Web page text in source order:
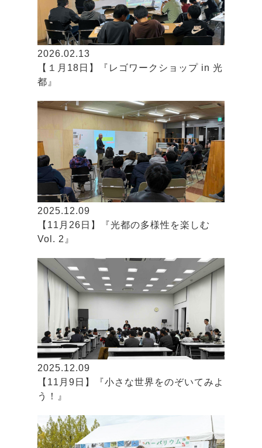
2026.02.13
【１月18日】『レゴワークショップ in 光
都』
2025.12.09
【11月26日】『光都の多様性を楽しむ
Vol. 2』
2025.12.09
【11月9日】『小さな世界をのぞいてみよ
う！』